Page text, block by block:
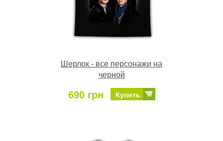
Шерлок - все персонажи на
черной
690 грн Купить